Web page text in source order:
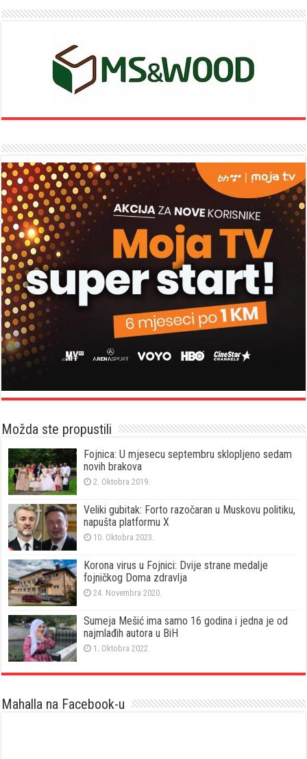
Možda ste propustili
Fojnica: U mjesecu septembru sklopljeno sedam
novih brakova
2. Oktobra 2019.
Veliki gubitak: Forto razočaran u Muskovu politiku,
napušta platformu X
10. Oktobra 2023.
Korona virus u Fojnici: Dvije strane medalje
fojničkog Doma zdravlja
24. Novembra 2020.
Sumeja Mešić ima samo 16 godina i jedna je od
najmlađih autora u BiH
1. Oktobra 2022.
Mahalla na Facebook-u